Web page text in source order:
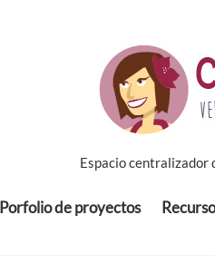
Espacio centralizador
Porfolio de proyectos